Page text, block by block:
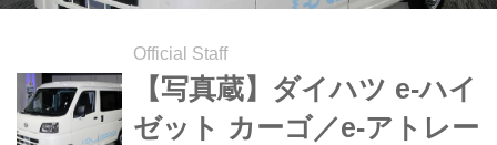
Official Staff
【写真蔵】ダイハツ e-ハイ
ゼット カーゴ／e-アトレー